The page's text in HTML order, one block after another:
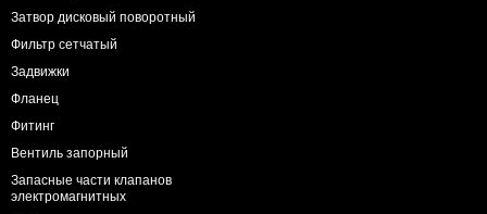
Затвор дисковый поворотный
Фильтр сетчатый
Задвижки
Фланец
Фитинг
Вентиль запорный
Запасные части клапанов
электромагнитных